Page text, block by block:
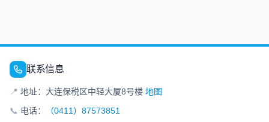
联系信息
📍 地址：大连保税区中轻大厦8号楼 地图
📞 电话：
（0411）87573851